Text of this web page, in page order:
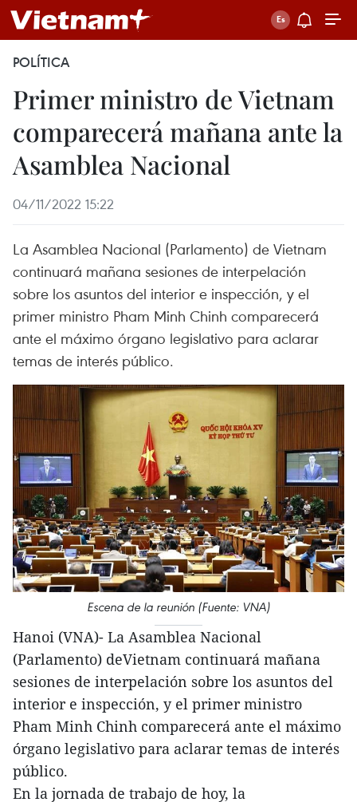
POLÍTICA
Primer ministro de Vietnam
comparecerá mañana ante la
Asamblea Nacional
04/11/2022 15:22
La Asamblea Nacional (Parlamento) de Vietnam
continuará mañana sesiones de interpelación
sobre los asuntos del interior e inspección, y el
primer ministro Pham Minh Chinh comparecerá
ante el máximo órgano legislativo para aclarar
temas de interés público.
Escena de la reunión (Fuente: VNA)
Hanoi (VNA)- La Asamblea Nacional
(Parlamento) deVietnam continuará mañana
sesiones de interpelación sobre los asuntos del
interior e inspección, y el primer ministro
Pham Minh Chinh comparecerá ante el máximo
órgano legislativo para aclarar temas de interés
público.
En la jornada de trabajo de hoy, la